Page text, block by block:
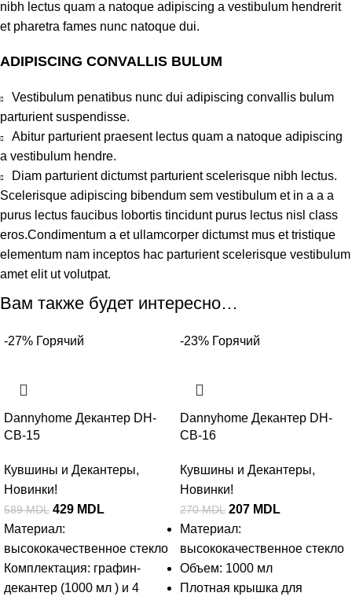
nibh lectus quam a natoque adipiscing a vestibulum hendrerit
et pharetra fames nunc natoque dui.
ADIPISCING CONVALLIS BULUM
Vestibulum penatibus nunc dui adipiscing convallis bulum
parturient suspendisse.
Abitur parturient praesent lectus quam a natoque adipiscing
a vestibulum hendre.
Diam parturient dictumst parturient scelerisque nibh lectus.
Scelerisque adipiscing bibendum sem vestibulum et in a a a
purus lectus faucibus lobortis tincidunt purus lectus nisl class
eros.Condimentum a et ullamcorper dictumst mus et tristique
elementum nam inceptos hac parturient scelerisque vestibulum
amet elit ut volutpat.
Вам также будет интересно…
-27% Горячий
Dannyhome Декантер DH-
CB-15
Кувшины и Декантеры,
Новинки!
589MDL 429 MDL
Материал:
высококачественное стекло
Комплектация: графин-
декантер (1000 мл ) и 4
-23% Горячий
Dannyhome Декантер DH-
CB-16
Кувшины и Декантеры,
Новинки!
270MDL 207 MDL
Материал:
высококачественное стекло
Объем: 1000 мл
Плотная крышка для